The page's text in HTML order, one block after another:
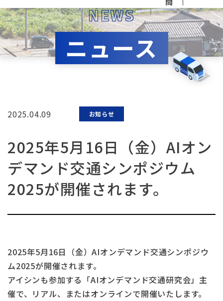
NEWS
ニュース
2025.04.09 お知らせ
2025年5月16日（金）AIオン
デマンド交通シンポジウム
2025が開催されます。
2025年5月16日（金）AIオンデマンド交通シンポジウ
ム2025が開催されます。
アイシンも参加する「AIオンデマンド交通研究会」主
催で、リアル、またはオンラインで開催いたします。